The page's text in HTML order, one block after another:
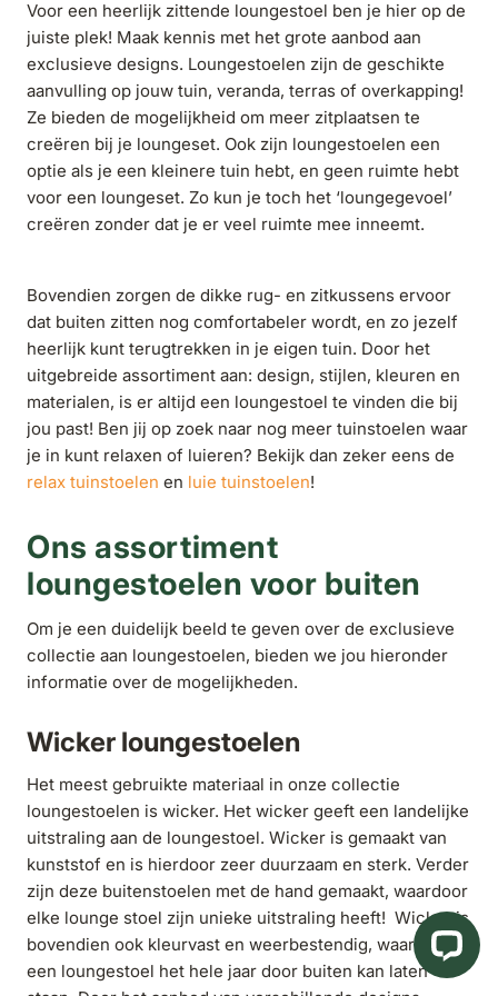
Voor een heerlijk zittende loungestoel ben je hier op de
juiste plek! Maak kennis met het grote aanbod aan
exclusieve designs. Loungestoelen zijn de geschikte
aanvulling op jouw tuin, veranda, terras of overkapping!
Ze bieden de mogelijkheid om meer zitplaatsen te
creëren bij je loungeset. Ook zijn loungestoelen een
optie als je een kleinere tuin hebt, en geen ruimte hebt
voor een loungeset. Zo kun je toch het ‘loungegevoel’
creëren zonder dat je er veel ruimte mee inneemt.
Bovendien zorgen de dikke rug- en zitkussens ervoor
dat buiten zitten nog comfortabeler wordt, en zo jezelf
heerlijk kunt terugtrekken in je eigen tuin. Door het
uitgebreide assortiment aan: design, stijlen, kleuren en
materialen, is er altijd een loungestoel te vinden die bij
jou past! Ben jij op zoek naar nog meer tuinstoelen waar
je in kunt relaxen of luieren? Bekijk dan zeker eens de
relax tuinstoelen en luie tuinstoelen!
Ons assortiment
loungestoelen voor buiten
Om je een duidelijk beeld te geven over de exclusieve
collectie aan loungestoelen, bieden we jou hieronder
informatie over de mogelijkheden.
Wicker loungestoelen
Het meest gebruikte materiaal in onze collectie
loungestoelen is wicker. Het wicker geeft een landelijke
uitstraling aan de loungestoel. Wicker is gemaakt van
kunststof en is hierdoor zeer duurzaam en sterk. Verder
zijn deze buitenstoelen met de hand gemaakt, waardoor
elke lounge stoel zijn unieke uitstraling heeft! Wicker is
bovendien ook kleurvast en weerbestendig, waardoor je
een loungestoel het hele jaar door buiten kan laten